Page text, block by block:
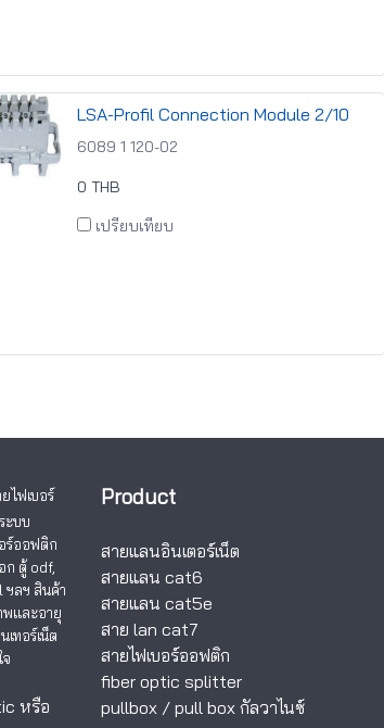
LSA-Profil Connection Module 2/10
6089 1 120-02
0 THB
เปรียบเทียบ
ไฟเบอร์
ะบบ
ร์ออฟติก
ก ตู้ odf,
ลฯ สินค้า
พและอายุ
ทอร์เน็ต
หรือ
Product
สายแลนอินเตอร์เน็ต
สายแลน cat6
สายแลน cat5e
สาย lan cat7
สายไฟเบอร์ออฟติก
fiber optic splitter
pullbox/ pull box กัลวาไนซ์